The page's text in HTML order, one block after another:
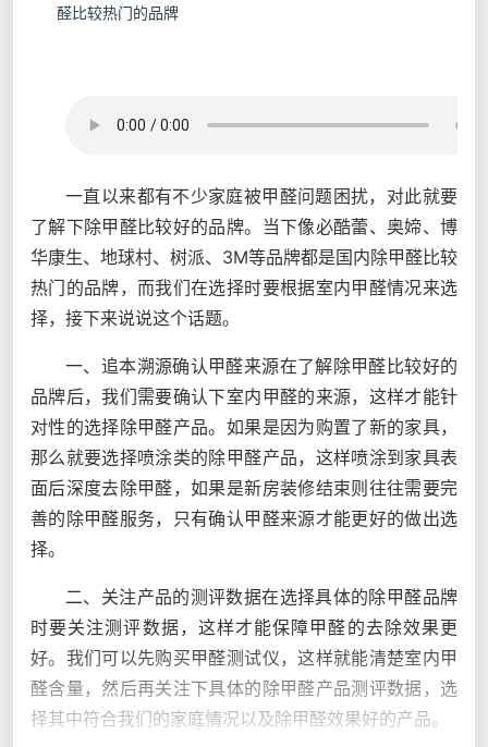
醛比较热门的品牌
一直以来都有不少家庭被甲醛问题困扰，对此就要
了解下除甲醛比较好的品牌。当下像必酷蕾、奥媂、博
华康生、地球村、树派、3M等品牌都是国内除甲醛比较
热门的品牌，而我们在选择时要根据室内甲醛情况来选
择，接下来说说这个话题。
一、追本溯源确认甲醛来源在了解除甲醛比较好的
品牌后，我们需要确认下室内甲醛的来源，这样才能针
对性的选择除甲醛产品。如果是因为购置了新的家具，
那么就要选择喷涂类的除甲醛产品，这样喷涂到家具表
面后深度去除甲醛，如果是新房装修结束则往往需要完
善的除甲醛服务，只有确认甲醛来源才能更好的做出选
择。
二、关注产品的测评数据在选择具体的除甲醛品牌
时要关注测评数据，这样才能保障甲醛的去除效果更
好。我们可以先购买甲醛测试仪，这样就能清楚室内甲
醛含量，然后再关注下具体的除甲醛产品测评数据，选
择其中符合我们的家庭情况以及除甲醛效果好的产品。